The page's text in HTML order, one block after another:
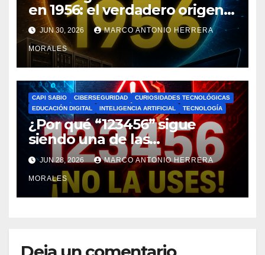
en 1956: el verdadero origen
de la IA que cambió el mundo
JUN 30, 2026 MARCO ANTONIO HERRERA
MORALES
CAPI SABIO CIBERSEGURIDAD
CURIOSIDADES TECNOLÓGICAS
EDUCACIÓN DIGITAL
INTELIGENCIA ARTIFICIAL TECNOLOGÍA
¿Por qué “123456” sigue
siendo una de las
contraseñas más usadas y
peligrosas del mundo?
JUN 28, 2026 MARCO ANTONIO HERRERA
MORALES